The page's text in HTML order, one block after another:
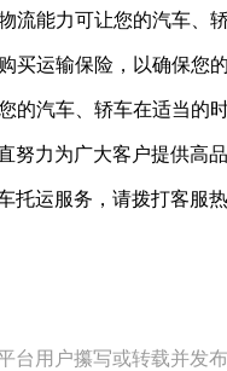
流能力可让您的汽车、
买运输保险，以确保您
的汽车、轿车在适当的
努力为广大客户提供高
托运服务，请拨打客服
台用户攥写或转载并发